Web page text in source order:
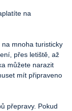
na
mnoha turisticky
přes letiště, až
můžete narazit
mít připraveno
přepravy. Pokud